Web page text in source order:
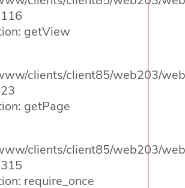
getView
clients/client85/web203/
getPage
clients/client85/web203/
require_once